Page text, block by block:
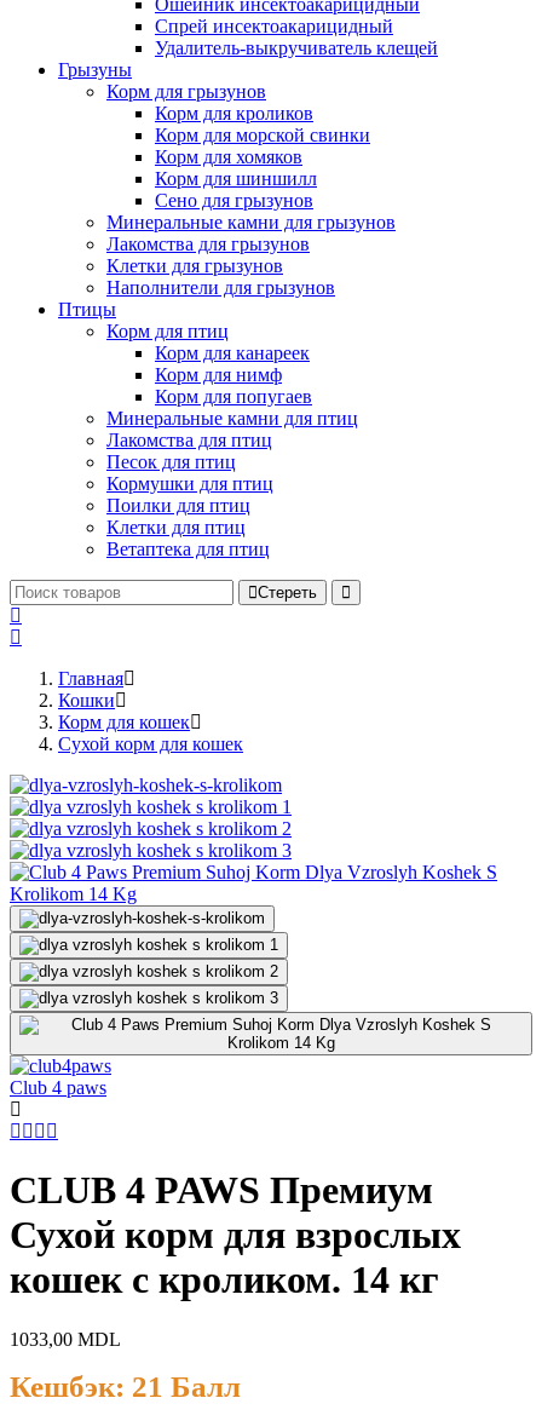
Ошейник инсектоакарицидный
Спрей инсектоакарицидный
Удалитель-выкручиватель клещей
Грызуны
Корм для грызунов
Корм для кроликов
Корм для морской свинки
Корм для хомяков
Корм для шиншилл
Сено для грызунов
Минеральные камни для грызунов
Лакомства для грызунов
Клетки для грызунов
Наполнители для грызунов
Птицы
Корм для птиц
Корм для канареек
Корм для нимф
Корм для попугаев
Минеральные камни для птиц
Лакомства для птиц
Песок для птиц
Кормушки для птиц
Поилки для птиц
Клетки для птиц
Ветаптека для птиц
Стереть
Главная
Кошки
Корм для кошек
Сухой корм для кошек
Club 4 paws
CLUB 4 PAWS Премиум
Сухой корм для взрослых
кошек с кроликом. 14 кг
1033,00 MDL
Кешбэк: 21 Балл